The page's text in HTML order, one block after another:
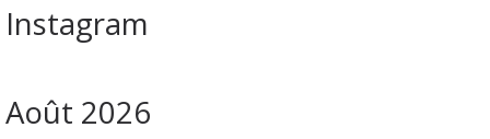
Instagram
Août 2026